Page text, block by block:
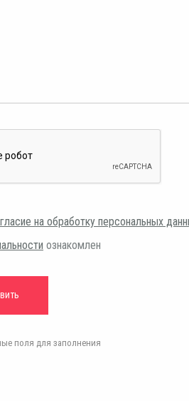
на обработку персональных
ознакомлен
поля для заполнения